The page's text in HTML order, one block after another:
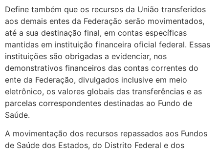
Define também que os recursos da União transferidos
aos demais entes da Federação serão movimentados,
até a sua destinação final, em contas específicas
mantidas em instituição financeira oficial federal. Essas
instituições são obrigadas a evidenciar, nos
demonstrativos financeiros das contas correntes do
ente da Federação, divulgados inclusive em meio
eletrônico, os valores globais das transferências e as
parcelas correspondentes destinadas ao Fundo de
Saúde.
A movimentação dos recursos repassados aos Fundos
de Saúde dos Estados, do Distrito Federal e dos